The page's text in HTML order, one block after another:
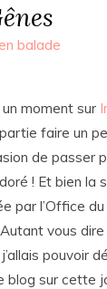
balade
moment sur
faire un
de passer
! Et bien la
par l’Office
vous
pouvoir
sur cette